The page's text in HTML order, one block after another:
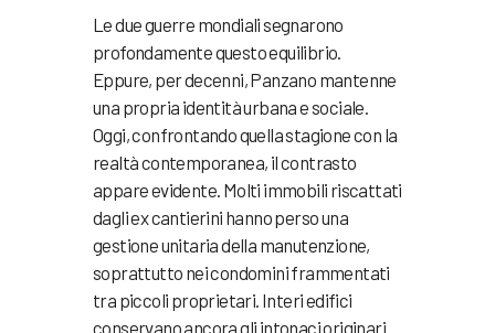
Le due guerre mondiali segnarono
profondamente questo equilibrio.
Eppure, per decenni, Panzano mantenne
una propria identità urbana e sociale.
Oggi, confrontando quella stagione con la
realtà contemporanea, il contrasto
appare evidente. Molti immobili riscattati
dagli ex cantierini hanno perso una
gestione unitaria della manutenzione,
soprattutto nei condomini frammentati
tra piccoli proprietari. Interi edifici
conservano ancora gli intonaci originari